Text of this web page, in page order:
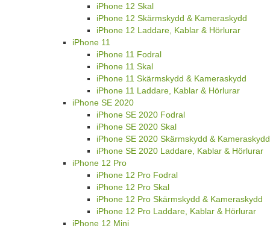
iPhone 12 Skal
iPhone 12 Skärmskydd & Kameraskydd
iPhone 12 Laddare, Kablar & Hörlurar
iPhone 11
iPhone 11 Fodral
iPhone 11 Skal
iPhone 11 Skärmskydd & Kameraskydd
iPhone 11 Laddare, Kablar & Hörlurar
iPhone SE 2020
iPhone SE 2020 Fodral
iPhone SE 2020 Skal
iPhone SE 2020 Skärmskydd & Kameraskydd
iPhone SE 2020 Laddare, Kablar & Hörlurar
iPhone 12 Pro
iPhone 12 Pro Fodral
iPhone 12 Pro Skal
iPhone 12 Pro Skärmskydd & Kameraskydd
iPhone 12 Pro Laddare, Kablar & Hörlurar
iPhone 12 Mini